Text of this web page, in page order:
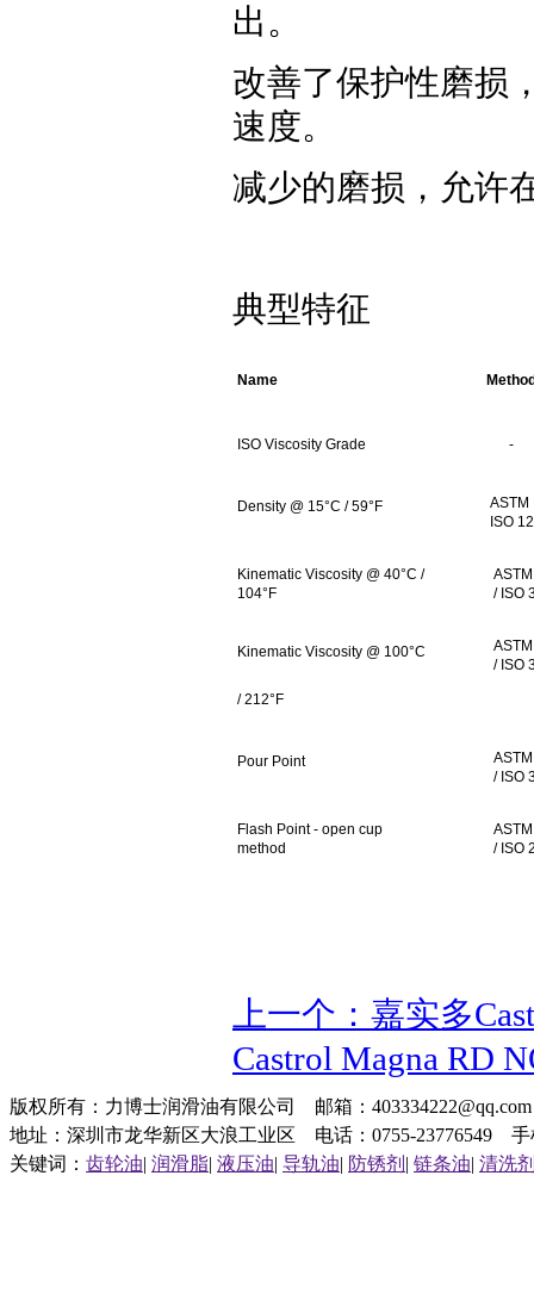
出。
改善了保护性磨损
速度。
减少的磨损，允许
典型特征
Name
ISO Viscosity Grade -
Density @ 15°C / 59°F
ASTM
ISO
Kinematic Viscosity @ 40°C /
104°F
/ ISO
Kinematic Viscosity @ 100°C
/ 212°F
/ ISO
Pour Point
/ ISO
Flash Point - open cup
method
/ ISO
上一个：嘉实多
Castrol Magna RD
版权所有：力博士润滑油有限公司 邮箱：
地址：深圳市龙华新区大浪工业区 电话：0755-23776549 手
关键词： 齿轮油| 润滑脂| 液压油| 导轨油| 防锈剂 | 链条油| 清洗